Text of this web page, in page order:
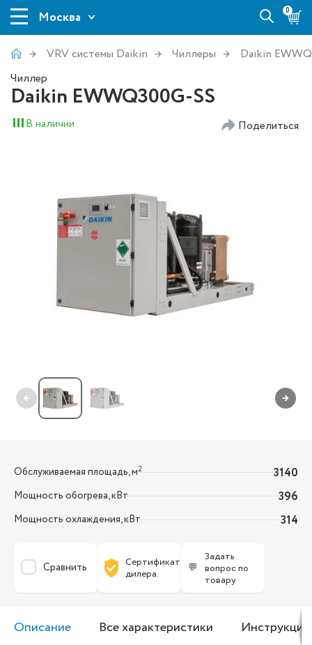
Москва 0
VRV системы Daikin Чиллеры
Daikin
Чиллер
Daikin EWWQ300G-SS
В наличии Поделиться
← →
Обслуживаемая площадь, м2 3140
Мощность обогрева, кВт 396
Мощность охлаждения, кВт 314
Сравнить
Сертификат
дилера.
💬
Задать
вопрос по
товару
Описание Все характеристики Инструкция